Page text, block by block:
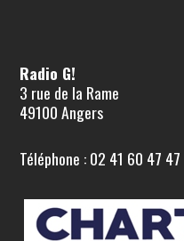
Radio G!
3 rue de la Rame
49100 Angers
Téléphone : 02 41 60 47 47